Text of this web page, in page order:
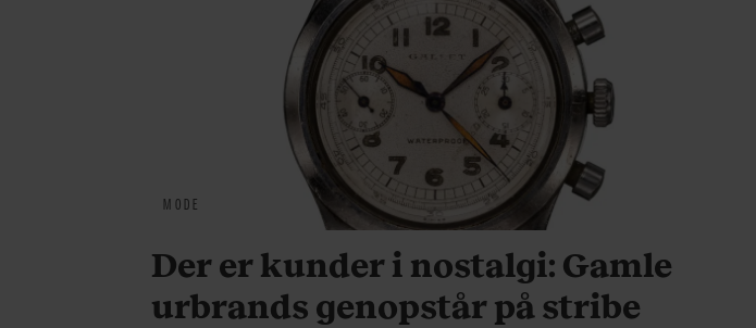
MODE
Der er kunder i nostalgi: Gamle
urbrands genopstår på stribe